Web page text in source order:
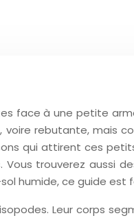
face à une petite
rebutante, mais
qui attirent ces
trouverez aussi
humide, ce guide est
Leur corps